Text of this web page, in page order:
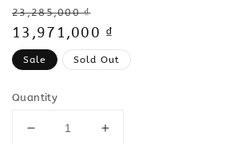
Regular
price
23,285,000 ₫
Sale
price
13,971,000 ₫
Sale Sold Out
Quantity